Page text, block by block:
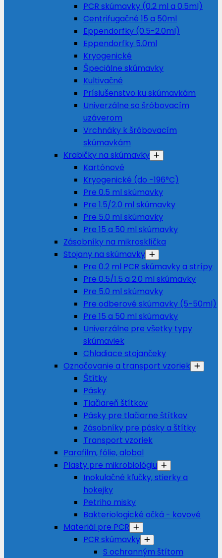
PCR skúmavky (0.2 ml a 0.5ml)
Centrifugačné 15 a 50ml
Eppendorfky (0.5-2.0ml)
Eppendorfky 5.0ml
Kryogenické
Špeciálne skúmavky
Kultivačné
Príslušenstvo ku skúmavkám
Univerzálne so šróbovacím
uzáverom
Vrchnáky k šróbovacím
skúmavkám
Krabičky na skúmavky
Kartónové
Kryogenické (do -196°C)
Pre 0.5 ml skúmavky
Pre 1.5/2.0 ml skúmavky
Pre 5.0 ml skúmavky
Pre 15 a 50 ml skúmavky
Zásobníky na mikrosklíčka
Stojany na skúmavky
Pre 0.2 ml PCR skúmavky a strípy
Pre 0.5/1.5 a 2.0 ml skúmavky
Pre 5.0 ml skúmavky
Pre odberové skúmavky (5-50ml)
Pre 15 a 50 ml skúmavky
Univerzálne pre všetky typy
skúmaviek
Chladiace stojančeky
Označovanie a transport vzoriek
Štítky
Pásky
Tlačiareň štítkov
Pásky pre tlačiarne štítkov
Zásobníky pre pásky a štítky
Transport vzoriek
Parafilm, fólie, alobal
Plasty pre mikrobiológiu
Inokulačné kľučky, stierky a
hokejky
Petriho misky
Bakteriologické očká - kovové
Materiál pre PCR
PCR skúmavky
S ochranným štítom